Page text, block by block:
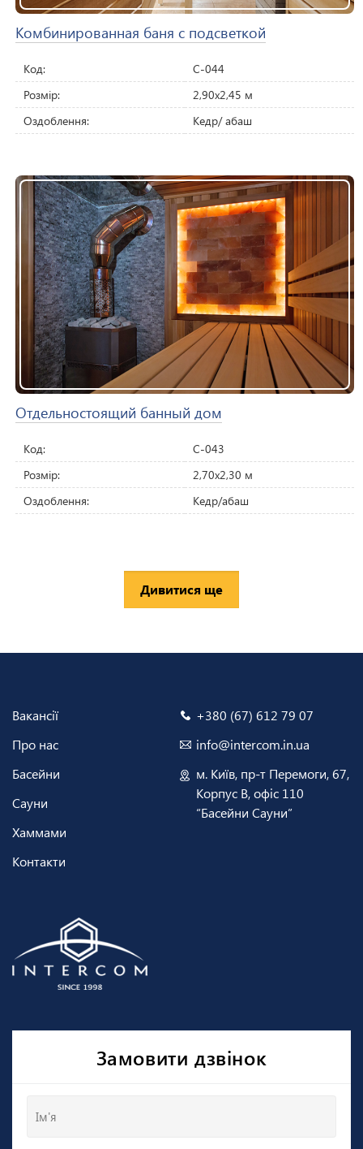
Комбинированная баня с подсветкой
Код:
C-044
Розмір:
2,90х2,45 м
Оздоблення:
Кедр/ абаш
Отдельностоящий банный дом
Код:
C-043
Розмір:
2,70х2,30 м
Оздоблення:
Кедр/абаш
Дивитися ще
Вакансії
Про нас
Басейни
Сауни
Хаммами
Контакти
+380 (67) 612 79 07
info@intercom.in.ua
м. Київ, пр-т Перемоги, 67,
Корпус В, офіс 110
“Басейни Сауни”
Замовити дзвінок
Ім'я